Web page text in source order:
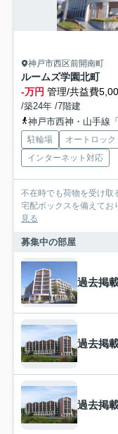
神戸市西区前開南町
ルームズ学園北町
-万円 管理/共益費
/築24年 /7階建
神戸市西神・山手線
駐輪場 オートロック
インターネット対応
不在時でも荷物を受け取
宅配ボックスを備えてお
見る
募集中の部屋
過去掲
過去掲
過去掲